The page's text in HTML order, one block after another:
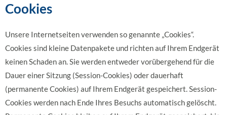
Cookies
Unsere Internetseiten verwenden so genannte „Cookies“.
Cookies sind kleine Datenpakete und richten auf Ihrem Endgerät
keinen Schaden an. Sie werden entweder vorübergehend für die
Dauer einer Sitzung (Session-Cookies) oder dauerhaft
(permanente Cookies) auf Ihrem Endgerät gespeichert. Session-
Cookies werden nach Ende Ihres Besuchs automatisch gelöscht.